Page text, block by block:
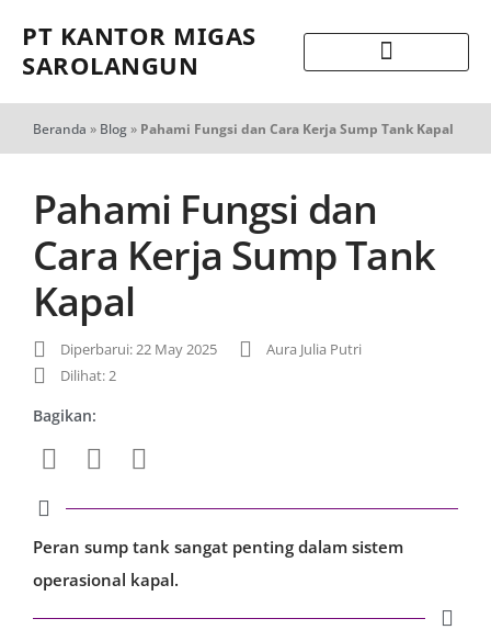
PT KANTOR MIGAS
SAROLANGUN
Beranda » Blog» Pahami Fungsi dan Cara Kerja Sump Tank Kapal
Pahami Fungsi dan
Cara Kerja Sump Tank
Kapal
Diperbarui: 22 May 2025
Aura Julia Putri
Dilihat: 2
Bagikan:
Peran sump tank sangat penting dalam sistem
operasional kapal.